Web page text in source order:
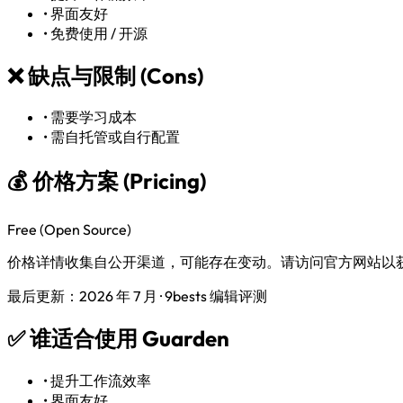
•界面友好
• 免费使用 / 开源
❌缺点与限制 (Cons)
• 需要学习成本
• 需自托管或自行配置
💰 价格方案 (Pricing)
Free (Open Source)
价格详情收集自公开渠道，可能存在变动。请访问官方网站以
最后更新：2026 年 7 月 · 9bests 编辑评测
✅谁适合使用 Guarden
•提升工作流效率